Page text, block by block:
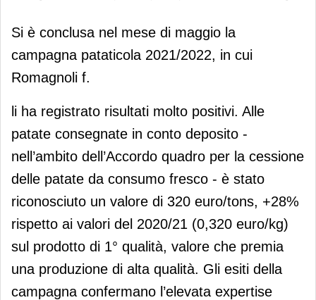
Romagnoli f.lli: annata positiva per le
patate dell’Emilia-Romagna
Si è conclusa nel mese di maggio la
campagna pataticola 2021/2022, in cui
Romagnoli f.
li ha registrato risultati molto positivi. Alle
patate consegnate in conto deposito -
nell’ambito dell’Accordo quadro per la cessione
delle patate da consumo fresco - è stato
riconosciuto un valore di 320 euro/tons, +28%
rispetto ai valori del 2020/21 (0,320 euro/kg)
sul prodotto di 1° qualità, valore che premia
una produzione di alta qualità. Gli esiti della
campagna confermano l’elevata expertise